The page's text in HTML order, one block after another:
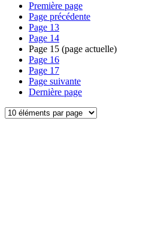
Première page
Page précédente
Page 13
Page 14
Page 15 (page actuelle)
Page 16
Page 17
Page suivante
Dernière page